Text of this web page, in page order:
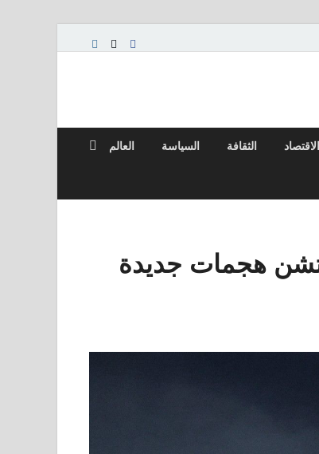
الاقتصاد الثقافة السياسة العالم
تشن هجمات جديدة